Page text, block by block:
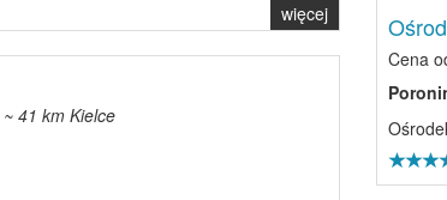
więcej
~ 41 km Kielce
Cena